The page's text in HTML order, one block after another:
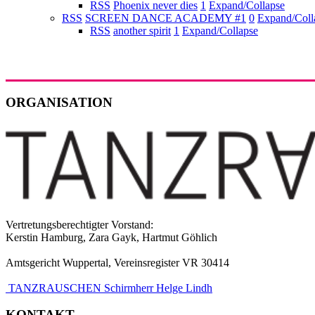
RSS Phoenix never dies 1 Expand/Collapse
RSS SCREEN DANCE ACADEMY #1 0 Expand/
RSS another spirit 1 Expand/Collapse
ORGANISATION
Vertretungsberechtigter Vorstand:
Kerstin Hamburg, Zara Gayk, Hartmut Göhlich
Amtsgericht Wuppertal, Vereinsregister VR 30414
TANZRAUSCHEN Schirmherr Helge Lindh